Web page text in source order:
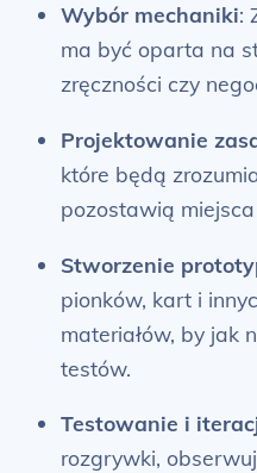
Wybór mechaniki:
ma być oparta na
zręczności czy
Projektowanie
które będą
pozostawią
Stworzenie
pionków, kart i
materiałów, by jak
testów.
Testowanie i
rozgrywki,